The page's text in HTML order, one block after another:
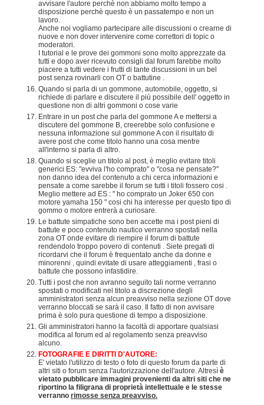
avvisare l'autore perchè non abbiamo molto tempo a
disposizione perchè questo è un passatempo e non un
lavoro.
Anche noi vogliamo partecipare alle discussioni o crearne di
nuove e non dover intervenire come correttori di topic o
moderatori.
I tutorial e le prove dei gommoni sono molto apprezzate da
tutti e dopo aver ricevuto consigli dal forum farebbe molto
piacere a tutti vedere i frutti di tante discussioni in un bel
post senza rovinarli con OT o battutine .
Quando si parla di un gommone, automobile, oggetto, si
richiede di parlare e discutere il più possibile dell' oggetto in
questione non di altri gommoni o cose varie
Entrare in un post che parla del gommone A e mettersi a
discutere del gommone B, creerebbe solo confusione e
nessuna informazione sul gommone A con il risultato di
avere post che come titolo hanno una cosa mentre
all'interno si parla di altro.
Quando si sceglie un titolo al post, è meglio evitare titoli
generici ES: "evviva l'ho comprato" o "cosa ne pensate?"
non danno idea del contenuto a chi cerca informazioni e
pensate a come sarebbe il forum se tutti i titoli fossero cosi .
Meglio mettere ad ES : " ho comprato un Joker 650 con
motore yamaha 150 " cosi chi ha interesse per questo tipo di
gommo o motore entrerà a curiosare.
Le battute simpatiche sono ben accette ma i post pieni di
battute e poco contenuto nautico verranno spostati nella
zona OT onde evitare di riempire il forum di battute
rendendolo troppo povero di contenuti . Siete pregati di
ricordarvi che il forum è frequentato anche da donne e
minorenni , quindi evitate di usare atteggiamenti , frasi o
battute che possono infastidire.
Tutti i post che non avranno seguito tali norme verranno
spostati o modificati nel titolo a discrezione degli
amministratori senza alcun preavviso nella sezione OT dove
verranno bloccati se sarà il caso. Il fatto di non avvisare
prima è solo pura questione di tempo a disposizione.
Gli amministratori hanno la facoltà di apportare qualsiasi
modifica al forum ed al regolamento senza preavviso
alcuno.
FOTOGRAFIE E DIRITTI D'AUTORE:
E' vietato l'utilizzo di testo o foto di questo forum da parte di
altri siti o forum senza l'autorizzazione dell'autore. Altresì è
vietato pubblicare immagini provenienti da altri siti che ne
riportino la filigrana di proprietà intellettuale e le stesse
verranno rimosse senza preavviso.